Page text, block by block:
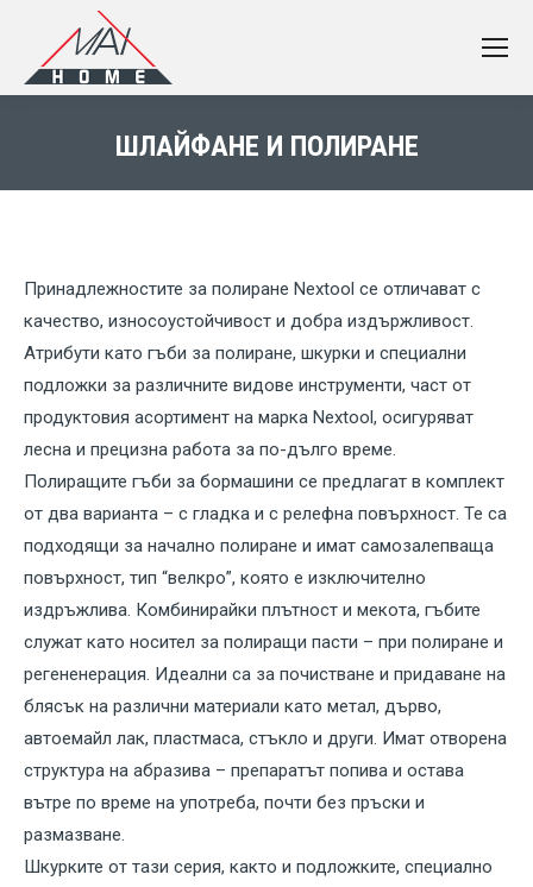
ШЛАЙФАНЕ И ПОЛИРАНЕ
Принадлежностите за полиране Nextool се отличават с
качество, износоустойчивост и добра издържливост.
Атрибути като гъби за полиране, шкурки и специални
подложки за различните видове инструменти, част от
продуктовия асортимент на марка Nextool, осигуряват
лесна и прецизна работа за по-дълго време.
Полиращите гъби за бормашини се предлагат в комплект
от два варианта – с гладка и с релефна повърхност. Те са
подходящи за начално полиране и имат самозалепваща
повърхност, тип “велкро”, която е изключително
издръжлива. Комбинирайки плътност и мекота, гъбите
служат като носител за полиращи пасти – при полиране и
регененерация. Идеални са за почистване и придаване на
блясък на различни материали като метал, дърво,
автоемайл лак, пластмаса, стъкло и други. Имат отворена
структура на абразива – препаратът попива и остава
вътре по време на употреба, почти без пръски и
размазване.
Шкурките от тази серия, както и подложките, специално